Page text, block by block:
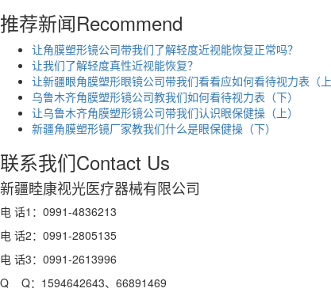
推荐新闻Recommend
让角膜塑形镜公司带我们了解轻度近视能恢复正常吗？
让我们了解轻度真性近视能恢复？
让新疆眼角膜塑形眼镜公司带我们看看应如何看待视力表（上
乌鲁木齐角膜塑形镜公司教我们如何看待视力表（下）
让乌鲁木齐角膜塑形镜公司带我们认识眼保健操（上）
新疆角膜塑形镜厂家教我们什么是眼保健操（下）
联系我们Contact Us
新疆睦康视光医疗器械有限公司
电 话1：0991-4836213
电 话2：0991-2805135
电 话3：0991-2613996
Q Q：1594642643、66891469